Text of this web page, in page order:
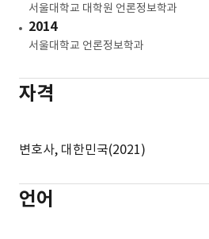
서울대학교 대학원 언론정보학과
2014
서울대학교 언론정보학과
자격
변호사, 대한민국(2021)
언어